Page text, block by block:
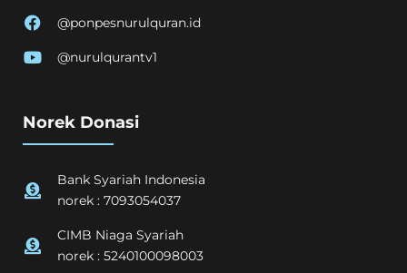
@ponpesnurulquran.id
@nurulqurantv1
Norek Donasi
Bank Syariah Indonesia
norek : 7093054037
CIMB Niaga Syariah
norek : 5240100098003